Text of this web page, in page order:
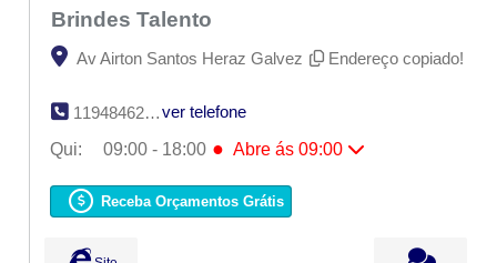
Brindes Talento
Av Airton Santos Heraz Galvez Endereço copiado!
11948462786
ver telefone
Qui:
09:00 - 18:00 ● Abre ás 09:00
Ter:
09:00 - 18:00
Qua:
09:00 - 18:00
Sex:
Receba Orçamentos Grátis